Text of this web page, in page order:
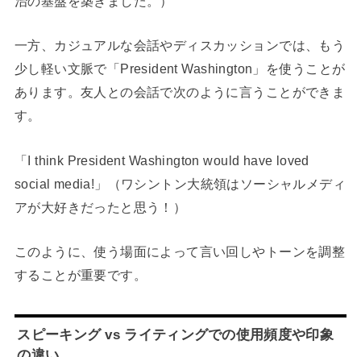
一方、カジュアルな会話やディスカッションでは、もう
少し軽い文脈で「President Washington」を使うことが
あります。友人との会話で次のように言うことができま
す。
「I think President Washington would have loved
social media!」（ワシントン大統領はソーシャルメディ
アが大好きだったと思う！）
このように、使う場面によって言い回しやトーンを調整
することが重要です。
スピーキング vs ライティングでの使用頻度や印象